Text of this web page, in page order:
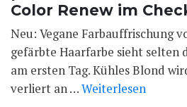
Color Renew im
Neu: Vegane Farbauffrischung
gefärbte Haarfarbe sieht selten
am ersten Tag. Kühles Blond
verliert an …Weiterlesen